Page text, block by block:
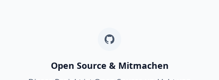
Open Source & Mitmachen